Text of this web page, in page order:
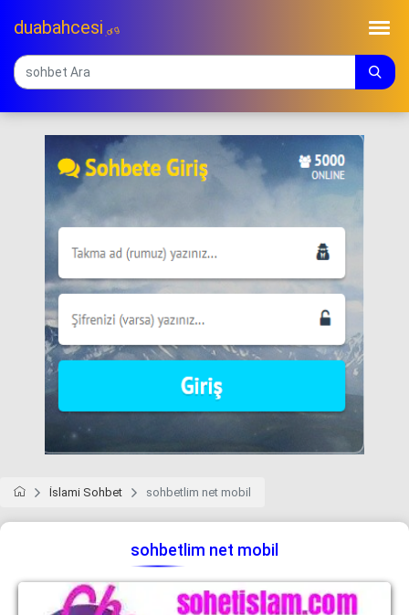
duabahcesi.org
İslami Sohbet sohbetlim net mobil
sohbetlim net mobil